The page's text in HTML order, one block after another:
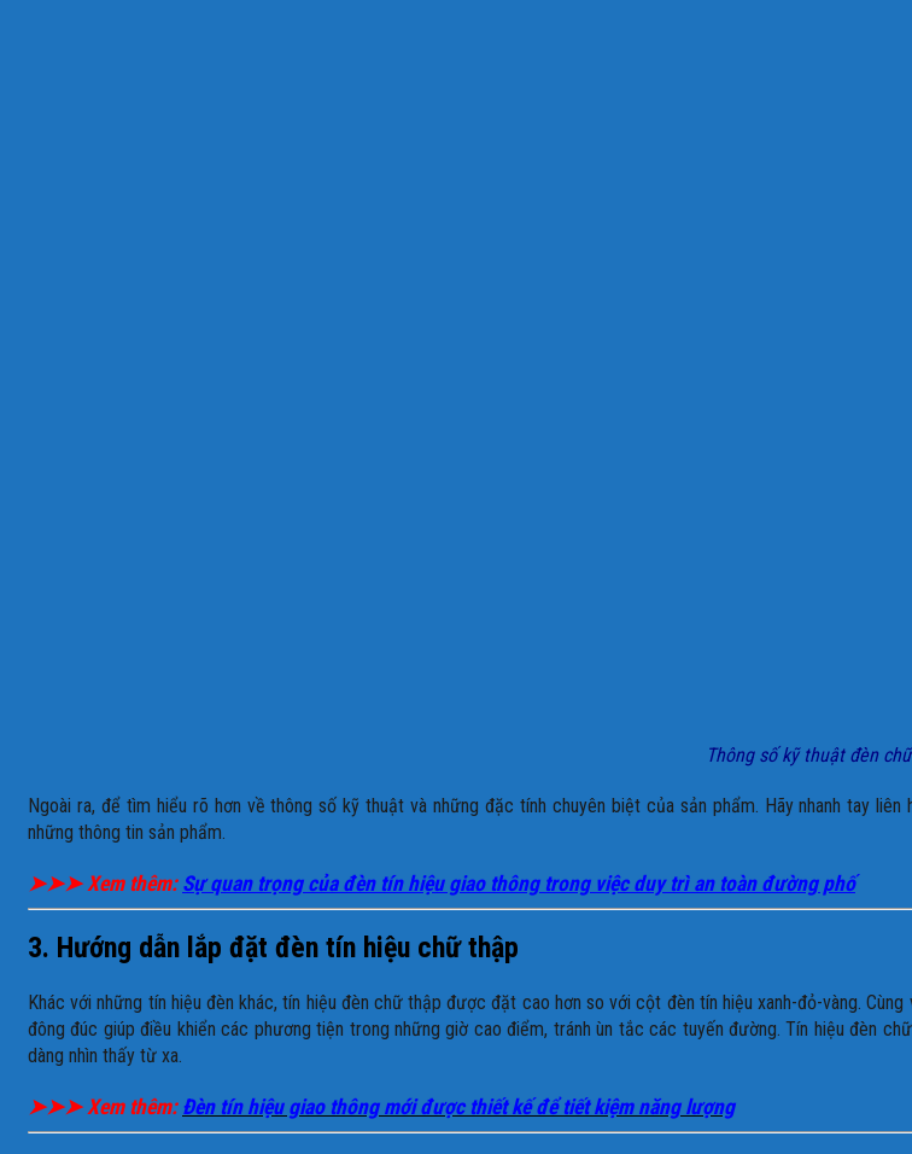
Thông số kỹ thuật đèn
Ngoài ra, để tìm hiểu rõ hơn về thông số kỹ thuật và những đặc tính chuyên biệt của sản phẩm. Hãy nhanh tay
những thông tin sản phẩm.
➤➤➤Xem thêm: Sự quan trọng của đèn tín hiệu giao thông trong việc duy trì an toàn đường phố
3. Hướng dẫn lắp đặt đèn tín hiệu chữ thập
Khác với những tín hiệu đèn khác, tín hiệu đèn chữ thập được đặt cao hơn so với cột đèn tín hiệu xanh-đỏ-vàng.
đông đúc giúp điều khiển các phương tiện trong những giờ cao điểm, tránh ùn tắc các tuyến đường. Tín hiệu đèn
dàng nhìn thấy từ xa.
➤➤➤Xem thêm: Đèn tín hiệu giao thông mới được thiết kế để tiết kiệm năng lượng